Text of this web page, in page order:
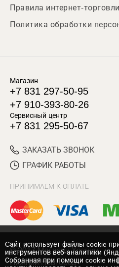
Правила интернет-торговли
Политика обработки
Магазин
+7 831 297-50-95
+7 910-393-80-26
Сервисный центр
+7 831 295-50-67
ЗАКАЗАТЬ ЗВОНОК
ГРАФИК РАБОТЫ
ПРИНИМАЕМ К ОПЛАТЕ
© 2017 Магазин Хозяин
Нижний Новгород
Cайт использует файлы cookie
инструментов веб-аналитики
Собранная при помощи cookie